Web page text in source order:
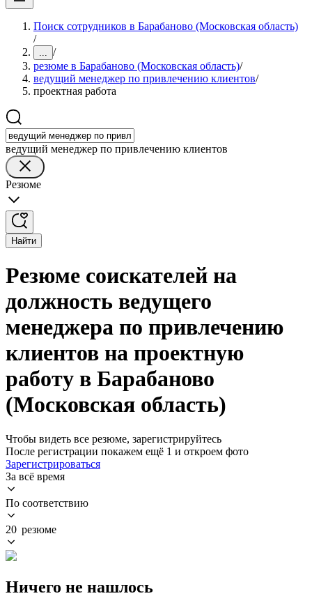
Поиск сотрудников в Барабаново (Московская область)
/
... /
резюме в Барабаново (Московская область)/
ведущий менеджер по привлечению клиентов/
проектная работа
ведущий менеджер по привлечению клиентов
Резюме
Найти
Резюме соискателей на
должность ведущего
менеджера по привлечению
клиентов на проектную
работу в Барабаново
(Московская область)
Чтобы видеть все резюме, зарегистрируйтесь
После регистрации покажем ещё 1 и откроем фото
Зарегистрироваться
За всё время
По соответствию
20 резюме
Ничего не нашлось